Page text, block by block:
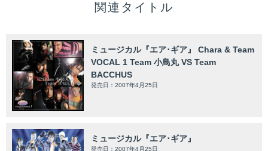
関連タイトル
ミュージカル『エア･ギア』 Chara & Team
VOCAL 1 Team 小鳥丸 VS Team
BACCHUS
発売日：2007年4月25日
ミュージカル『エア･ギア』
発売日：2007年4月25日